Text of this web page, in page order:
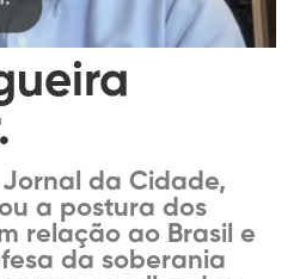
da Cidade,
a postura dos
relação ao Brasil e
da soberania